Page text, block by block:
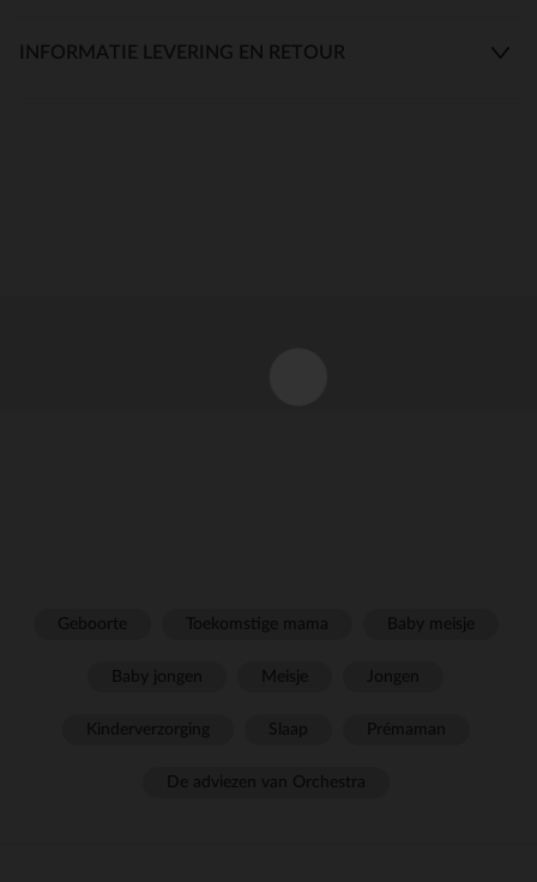
INFORMATIE LEVERING EN RETOUR